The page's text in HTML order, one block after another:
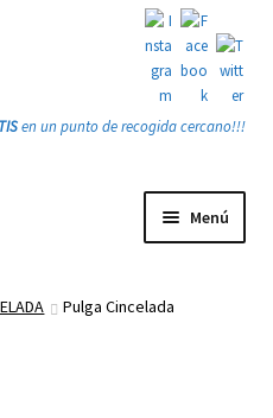
en un punto de recogida cercano!!!
Menú
Pulga Cincelada